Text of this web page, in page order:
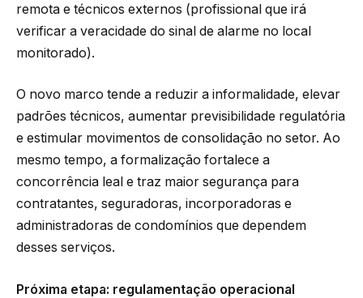
remota e técnicos externos (profissional que irá
verificar a veracidade do sinal de alarme no local
monitorado).
O novo marco tende a reduzir a informalidade, elevar
padrões técnicos, aumentar previsibilidade regulatória
e estimular movimentos de consolidação no setor. Ao
mesmo tempo, a formalização fortalece a
concorrência leal e traz maior segurança para
contratantes, seguradoras, incorporadoras e
administradoras de condomínios que dependem
desses serviços.
Próxima etapa: regulamentação operacional